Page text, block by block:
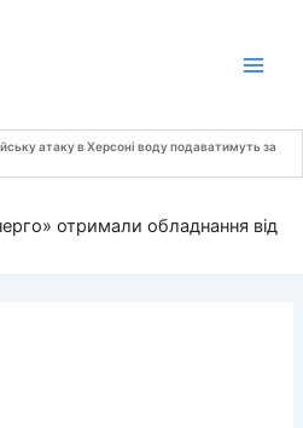
атаку в Херсоні воду подаватимуть за
отримали обладнання від